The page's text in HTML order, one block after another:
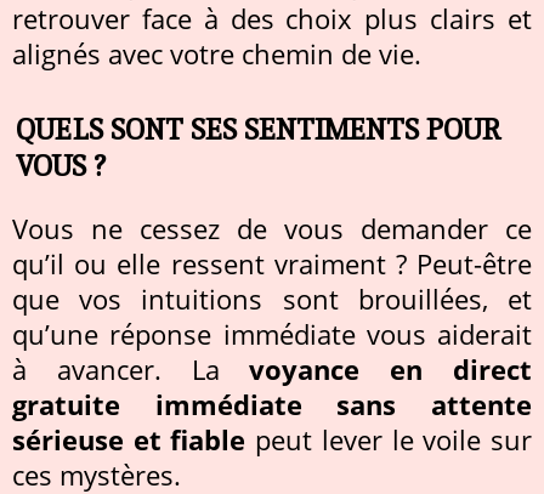
retrouver face à des choix plus clairs et
alignés avec votre chemin de vie.
QUELS SONT SES SENTIMENTS POUR
VOUS ?
Vous ne cessez de vous demander ce
qu’il ou elle ressent vraiment ? Peut-être
que vos intuitions sont brouillées, et
qu’une réponse immédiate vous aiderait
à avancer. Lavoyance en direct
gratuite immédiate sans attente
sérieuse et fiable peut lever le voile sur
ces mystères.